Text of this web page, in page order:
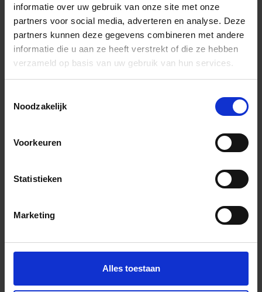
informatie over uw gebruik van onze site met onze
partners voor social media, adverteren en analyse. Deze
partners kunnen deze gegevens combineren met andere
informatie die u aan ze heeft verstrekt of die ze hebben
verzameld op basis van uw gebruik van hun services.
Noodzakelijk
Voorkeuren
Statistieken
Marketing
Alles toestaan
Inclusief cashback-actie
Monster bestellen: 5,00 €
Onze verkoopspecialisten staan graag voor je klaar:
Productaanvraag